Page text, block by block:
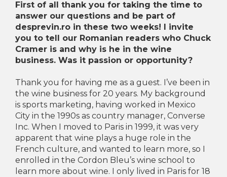
First of all thank you for taking the time to
answer our questions and be part of
desprevin.ro in these two weeks! I invite
you to tell our Romanian readers who Chuck
Cramer is and why is he in the wine
business. Was it passion or opportunity?
Thank you for having me as a guest. I’ve been in
the wine business for 20 years. My background
is sports marketing, having worked in Mexico
City in the 1990s as country manager, Converse
Inc. When I moved to Paris in 1999, it was very
apparent that wine plays a huge role in the
French culture, and wanted to learn more, so I
enrolled in the Cordon Bleu’s wine school to
learn more about wine. I only lived in Paris for 18